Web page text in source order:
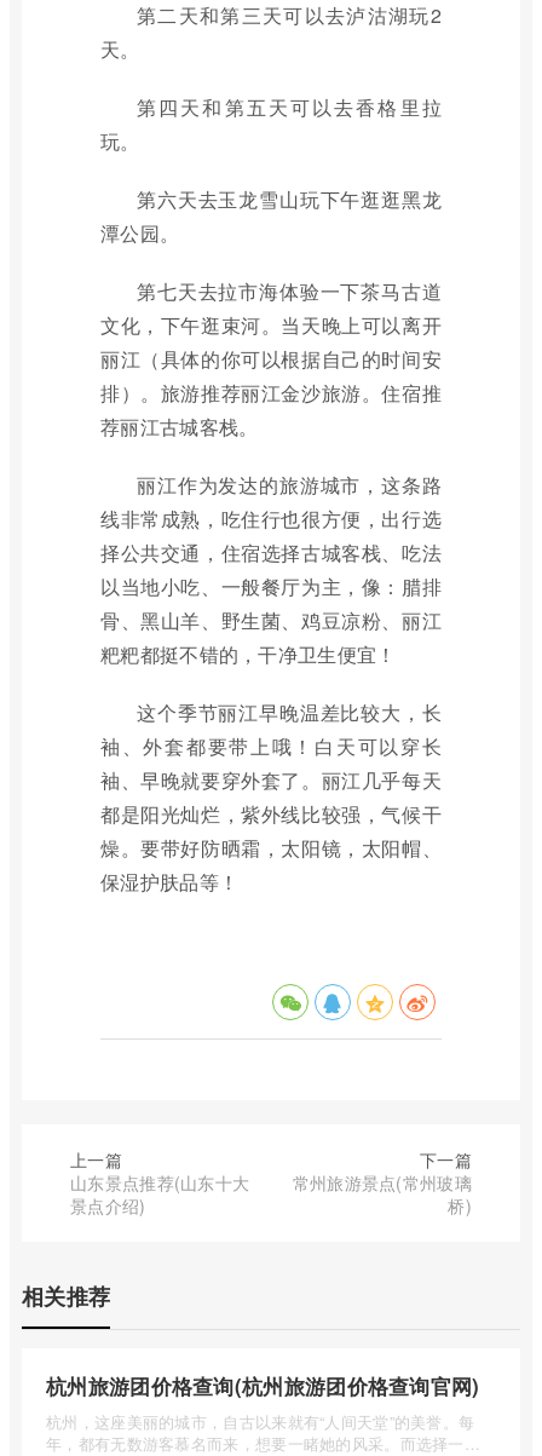
第二天和第三天可以去泸沽湖玩2
天。
第四天和第五天可以去香格里拉
玩。
第六天去玉龙雪山玩下午逛逛黑龙
潭公园。
第七天去拉市海体验一下茶马古道
文化，下午逛束河。当天晚上可以离开
丽江（具体的你可以根据自己的时间安
排）。旅游推荐丽江金沙旅游。住宿推
荐丽江古城客栈。
丽江作为发达的旅游城市，这条路
线非常成熟，吃住行也很方便，出行选
择公共交通，住宿选择古城客栈、吃法
以当地小吃、一般餐厅为主，像：腊排
骨、黑山羊、野生菌、鸡豆凉粉、丽江
粑粑都挺不错的，干净卫生便宜！
这个季节丽江早晚温差比较大，长
袖、外套都要带上哦！白天可以穿长
袖、早晚就要穿外套了。丽江几乎每天
都是阳光灿烂，紫外线比较强，气候干
燥。要带好防晒霜，太阳镜，太阳帽、
保湿护肤品等！
上一篇
山东景点推荐(山东十大
景点介绍)
下一篇
常州旅游景点(常州玻璃
桥)
相关推荐
杭州旅游团价格查询(杭州旅游团价格查询官网)
杭州，这座美丽的城市，自古以来就有“人间天堂”的美誉。每
年，都有无数游客慕名而来，想要一睹她的风采。而选择一个